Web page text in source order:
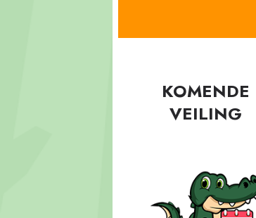
KOMENDE
VEILING